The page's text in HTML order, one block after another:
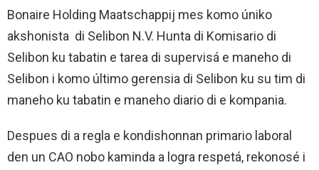
Bonaire Holding Maatschappij mes komo úniko
akshonista di Selibon N.V. Hunta di Komisario di
Selibon ku tabatin e tarea di supervisá e maneho di
Selibon i komo último gerensia di Selibon ku su tim di
maneho ku tabatin e maneho diario di e kompania.
Despues di a regla e kondishonnan primario laboral
den un CAO nobo kaminda a logra respetá, rekonosé i